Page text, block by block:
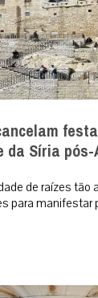
Síria
de raízes tão
para manifestar